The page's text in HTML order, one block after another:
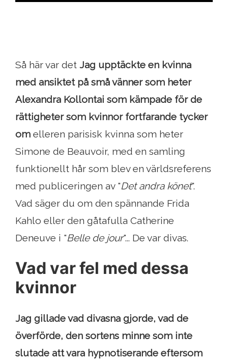
Så här var det Jag upptäckte en kvinna
med ansiktet på små vänner som heter
Alexandra Kollontai som kämpade för de
rättigheter som kvinnor fortfarande tycker
om elleren parisisk kvinna som heter
Simone de Beauvoir, med en samling
funktionellt hår som blev en världsreferens
med publiceringen av "Det andra könet".
Vad säger du om den spännande Frida
Kahlo eller den gåtafulla Catherine
Deneuve i "Belle de jour"... De var divas.
Vad var fel med dessa
kvinnor
Jag gillade vad divasna gjorde, vad de
överförde, den sortens minne som inte
slutade att vara hypnotiserande eftersom